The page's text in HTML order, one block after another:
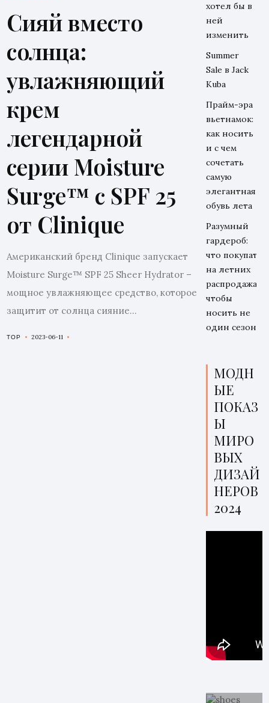
Сияй вместо
солнца:
увлажняющий
крем
легендарной
серии Moisture
Surge™ с SPF 25
от Clinique
Американский бренд Clinique запускает
Moisture Surge™ SPF 25 Sheer Hydrator –
мощное увлажняющее средство, которое
защитит от солнца сияние...
TOP 2023-06-11
хотел бы в
ней
изменить
Summer
Sale в Jack
Kuba
Прайм-эра
вьетнамок:
как носить
и с чем
сочетать
самую
элегантная
обувь лета
Разумный
гардероб:
что покупать
на летних
распродажах,
чтобы
носить не
один сезон
МОДН
ЫЕ
ПОКАЗ
Ы
МИРО
ВЫХ
ДИЗАЙ
НЕРОВ
2024